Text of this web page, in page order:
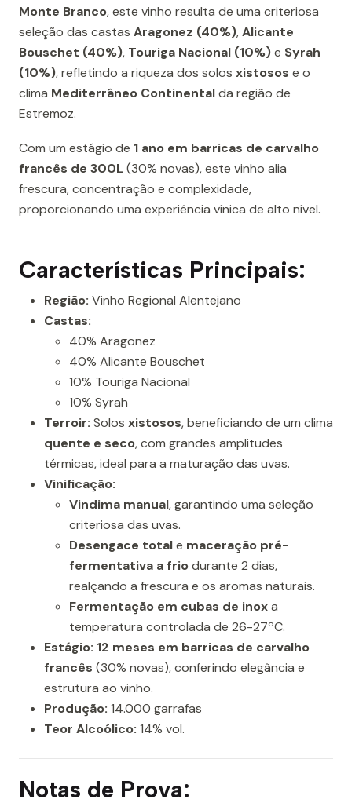
Monte Branco, este vinho resulta de uma criteriosa
seleção das castas Aragonez (40%),Alicante
Bouschet (40%), Touriga Nacional (10%)e Syrah
(10%), refletindo a riqueza dos solos xistosos e o
clima Mediterrâneo Continentalda região de
Estremoz.
Com um estágio de 1 ano em barricas de carvalho
francês de 300L (30% novas), este vinho alia
frescura, concentração e complexidade,
proporcionando uma experiência vínica de alto nível.
Características Principais:
Região: Vinho Regional Alentejano
Castas:
40% Aragonez
40% Alicante Bouschet
10% Touriga Nacional
10% Syrah
Terroir: Solos xistosos, beneficiando de um clima
quente e seco, com grandes amplitudes
térmicas, ideal para a maturação das uvas.
Vinificação:
Vindima manual, garantindo uma seleção
criteriosa das uvas.
Desengace totale maceração pré-
fermentativa a friodurante 2 dias,
realçando a frescura e os aromas naturais.
Fermentação em cubas de inoxa
temperatura controlada de 26-27ºC.
Estágio: 12 meses em barricas de carvalho
francês (30% novas), conferindo elegância e
estrutura ao vinho.
Produção: 14.000 garrafas
Teor Alcoólico: 14% vol.
Notas de Prova: